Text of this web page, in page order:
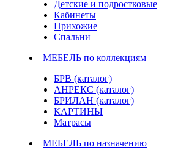
Детские и подростковые
Кабинеты
Прихожие
Спальни
МЕБЕЛЬ по коллекциям
БРВ (каталог)
АНРЕКС (каталог)
БРИЛАН (каталог)
КАРТИНЫ
Матрасы
МЕБЕЛЬ по назначению